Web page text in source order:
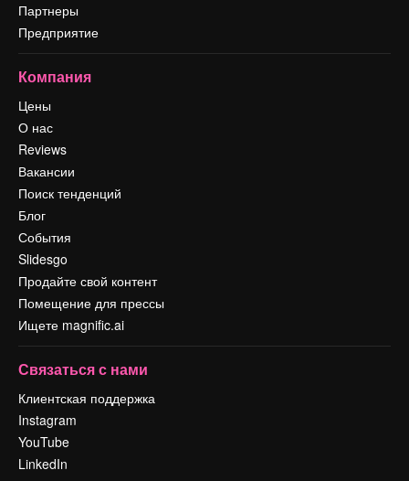
Партнеры
Предприятие
Компания
Цены
О нас
Reviews
Вакансии
Поиск тенденций
Блог
События
Slidesgo
Продайте свой контент
Помещение для прессы
Ищете magnific.ai
Связаться с нами
Клиентская поддержка
Instagram
YouTube
LinkedIn